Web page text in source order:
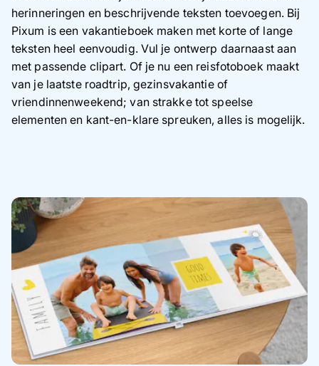
herinneringen en beschrijvende teksten toevoegen. Bij
Pixum is een vakantieboek maken met korte of lange
teksten heel eenvoudig. Vul je ontwerp daarnaast aan
met passende clipart. Of je nu een reisfotoboek maakt
van je laatste roadtrip, gezinsvakantie of
vriendinnenweekend; van strakke tot speelse
elementen en kant-en-klare spreuken, alles is mogelijk.